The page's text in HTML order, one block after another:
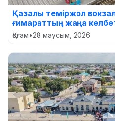
Қазалы теміржол
ғимараттың жаңа
Қоғам•28 маусым, 2026